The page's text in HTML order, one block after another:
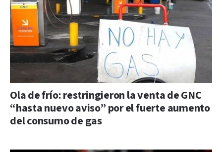
Ola de frío: restringieron la venta de GNC
“hasta nuevo aviso” por el fuerte aumento
del consumo de gas